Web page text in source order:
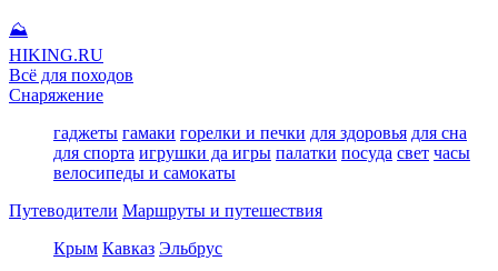
⛰
HIKING.RU
Всё для походов
Снаряжение
гаджеты гамаки горелки и печки для здоровья для сна
для спорта игрушки да игры палатки посуда свет часы
велосипеды и самокаты
Путеводители Маршруты и путешествия
Крым Кавказ Эльбрус